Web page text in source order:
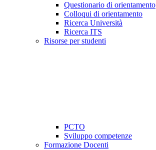
Questionario di orientamento
Colloqui di orientamento
Ricerca Università
Ricerca ITS
Risorse per studenti
PCTO
Sviluppo competenze
Formazione Docenti